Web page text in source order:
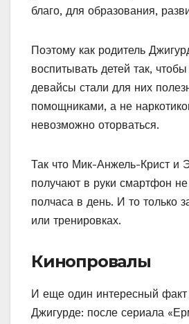
благо, для образования,
Поэтому как родитель
воспитывать детей так,
девайсы стали для них
помощниками, а не
невозможно оторваться.
Так что Мик-Анжель-Крист и
получают в руки смартфон
полчаса в день. И то только
или тренировках.
Кинопровалы
И еще один интересный факт
Джигурде: после сериала